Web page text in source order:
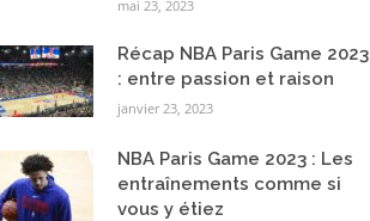
mai 23, 2023
Récap NBA Paris Game 2023
: entre passion et raison
janvier 23, 2023
NBA Paris Game 2023 : Les
entraînements comme si
vous y étiez